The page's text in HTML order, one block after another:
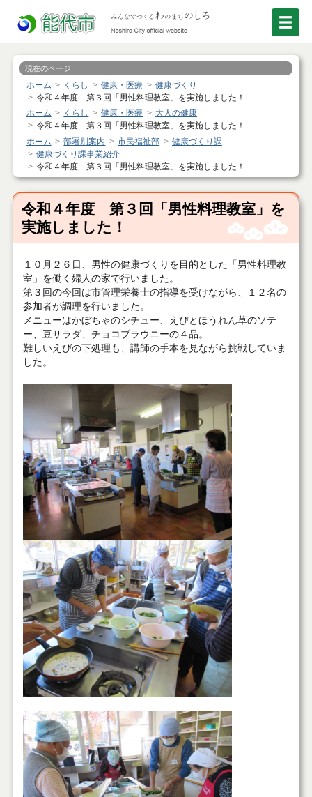
現在のページ
ホーム くらし 健康・医療
健康づくり
令和４年度 第３回「男性料理教室」を実施しました！
ホーム
くらし 健康・医療
大人の健康
令和４年度 第３回「男性料理教室」を実施しました！
ホーム
部署別案内 市民福祉部
健康づくり課
健康づくり課事業紹介
令和４年度 第３回「男性料理教室」を実施しました！
令和４年度 第３回「男性料理教室」を
実施しました！
１０月２６日、男性の健康づくりを目的とした「男性料理教
室」を働く婦人の家で行いました。
第３回の今回は市管理栄養士の指導を受けながら、１２名の
参加者が調理を行いました。
メニューはかぼちゃのシチュー、えびとほうれん草のソテ
ー、豆サラダ、チョコブラウニーの４品。
難しいえびの下処理も、講師の手本を見ながら挑戦していま
した。